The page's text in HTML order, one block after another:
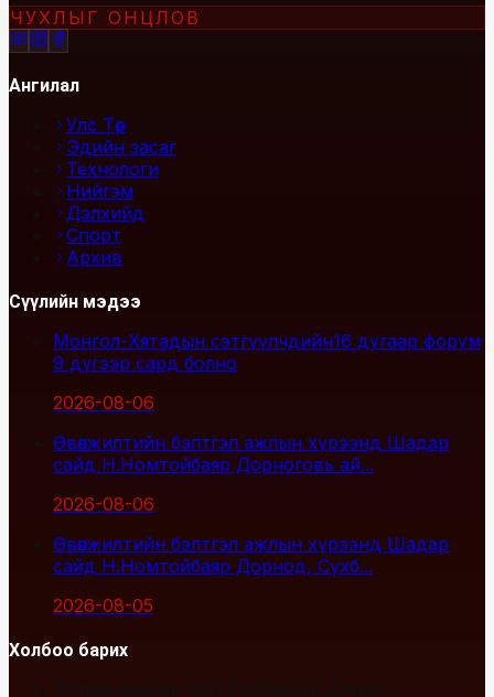
ЧУХЛЫГ ОНЦЛОВ
Ангилал
Улс Төр
Эдийн засаг
Технологи
Нийгэм
Дэлхийд
Спорт
Архив
Сүүлийн мэдээ
Монгол-Хятадын сэтгүүлчдийн16 дугаар форум
9 дүгээр сард болно
2026-08-06
Өвөлжилтийн бэлтгэл ажлын хүрээнд Шадар
сайд Н.Номтойбаяр Дорноговь ай...
2026-08-06
Өвөлжилтийн бэлтгэл ажлын хүрээнд Шадар
сайд Н.Номтойбаяр Дорнод, Сүхб...
2026-08-05
Холбоо барих